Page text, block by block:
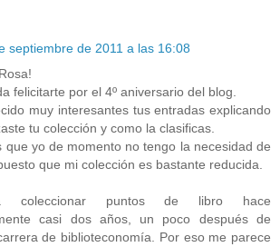
septiembre de 2011 a las 16:08
felicitarte por el 4º aniversario del blog.
muy interesantes tus entradas explicando
tu colección y como la clasificas.
que yo de momento no tengo la necesidad de
que mi colección es bastante reducida.
coleccionar puntos de libro hace
casi dos años, un poco después de
de biblioteconomía. Por eso me parece